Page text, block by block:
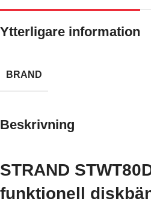
Ytterligare information
BRAND
Beskrivning
STRAND
funktionell